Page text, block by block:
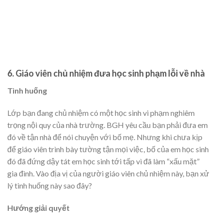
6. Giáo viên chủ nhiệm đưa học sinh phạm lỗi về nhà
Tình huống
Lớp bạn đang chủ nhiệm có một học sinh vi phạm nghiêm
trọng nội quy của nhà trường. BGH yêu cầu bạn phải đưa em
đó về tận nhà để nói chuyện với bố mẹ. Nhưng khi chưa kịp
để giáo viên trình bày tường tận mọi việc, bố của em học sinh
đó đã đứng dậy tát em học sinh tới tấp vì đã làm “xấu mặt”
gia đình. Vào địa vị của người giáo viên chủ nhiệm này, bạn xử
lý tình huống này sao đây?
Hướng giải quyết